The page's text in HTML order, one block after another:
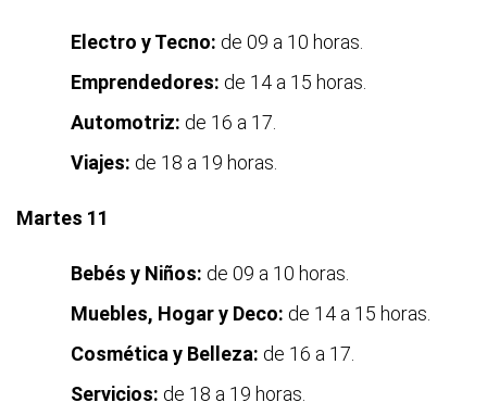
Electro y Tecno: de 09 a 10 horas.
Emprendedores: de 14 a 15 horas.
Automotriz: de 16 a 17.
Viajes: de 18 a 19 horas.
Martes 11
Bebés y Niños: de 09 a 10 horas.
Muebles, Hogar y Deco: de 14 a 15 horas.
Cosmética y Belleza: de 16 a 17.
Servicios: de 18 a 19 horas.